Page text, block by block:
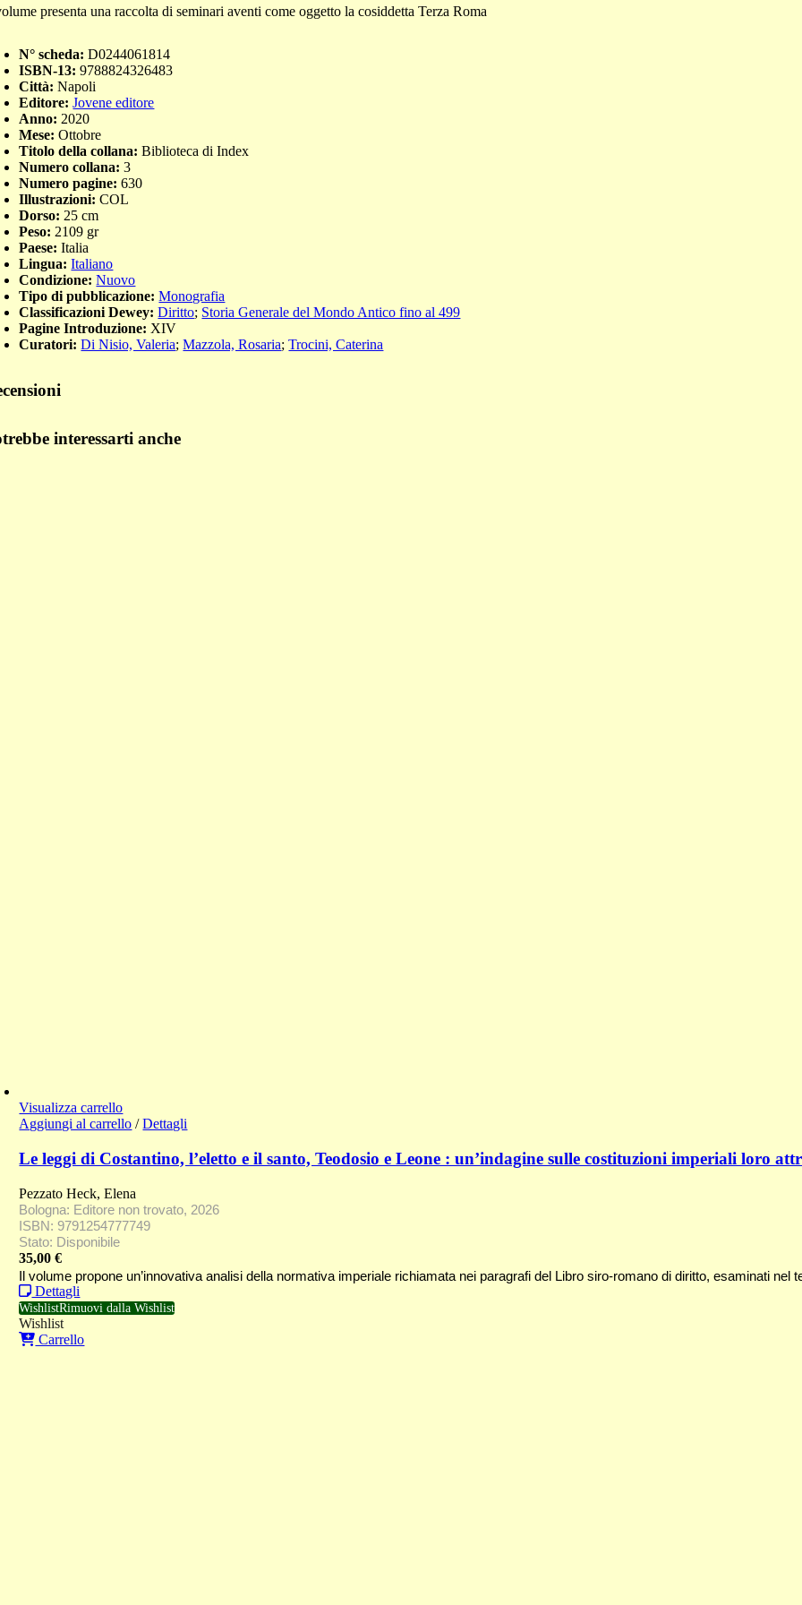
presenta una raccolta di seminari aventi come oggetto la cosiddetta Terza Roma
N° scheda: D0244061814
ISBN-13: 9788824326483
Città: Napoli
Editore: Jovene editore
Anno: 2020
Mese: Ottobre
Titolo della collana: Biblioteca di Index
Numero collana: 3
Numero pagine: 630
Illustrazioni: COL
Dorso: 25 cm
Peso: 2109 gr
Paese: Italia
Lingua: Italiano
Condizione: Nuovo
Tipo di pubblicazione: Monografia
Classificazioni Dewey: Diritto; Storia Generale del Mondo Antico fino al 499
Pagine Introduzione: XIV
Curatori: Di Nisio, Valeria;Mazzola, Rosaria;Trocini, Caterina
interessarti anche
Visualizza carrello
Aggiungi al carrello / Dettagli
Le leggi di Costantino, l’eletto e il santo, Teodosio e Leone : un’indagine sulle costituzioni imperiali loro
Pezzato Heck, Elena
Bologna: Editore non trovato, 2026
ISBN: 9791254777749
Stato: Disponibile
35,00€
Il volume propone un’innovativa analisi della normativa imperiale richiamata nei paragrafi del Libro siro-romano di diritto, esaminati
Dettagli
WishlistRimuovi dalla Wishlist
Wishlist
Carrello